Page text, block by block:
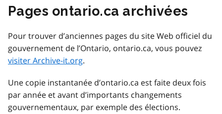
Pages ontario.ca archivées
Pour trouver d’anciennes pages du site Web officiel du
gouvernement de l’Ontario, ontario.ca, vous pouvez
visiter Archive-it.org.
Une copie instantanée d’ontario.ca est faite deux fois
par année et avant d’importants changements
gouvernementaux, par exemple des élections.